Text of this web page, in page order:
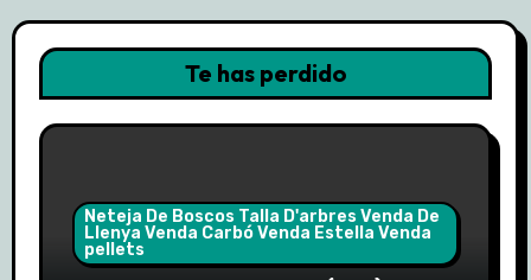
Te has perdido
Neteja De Boscos Talla D'arbres Venda De
Llenya Venda Carbó Venda Estella Venda
pellets